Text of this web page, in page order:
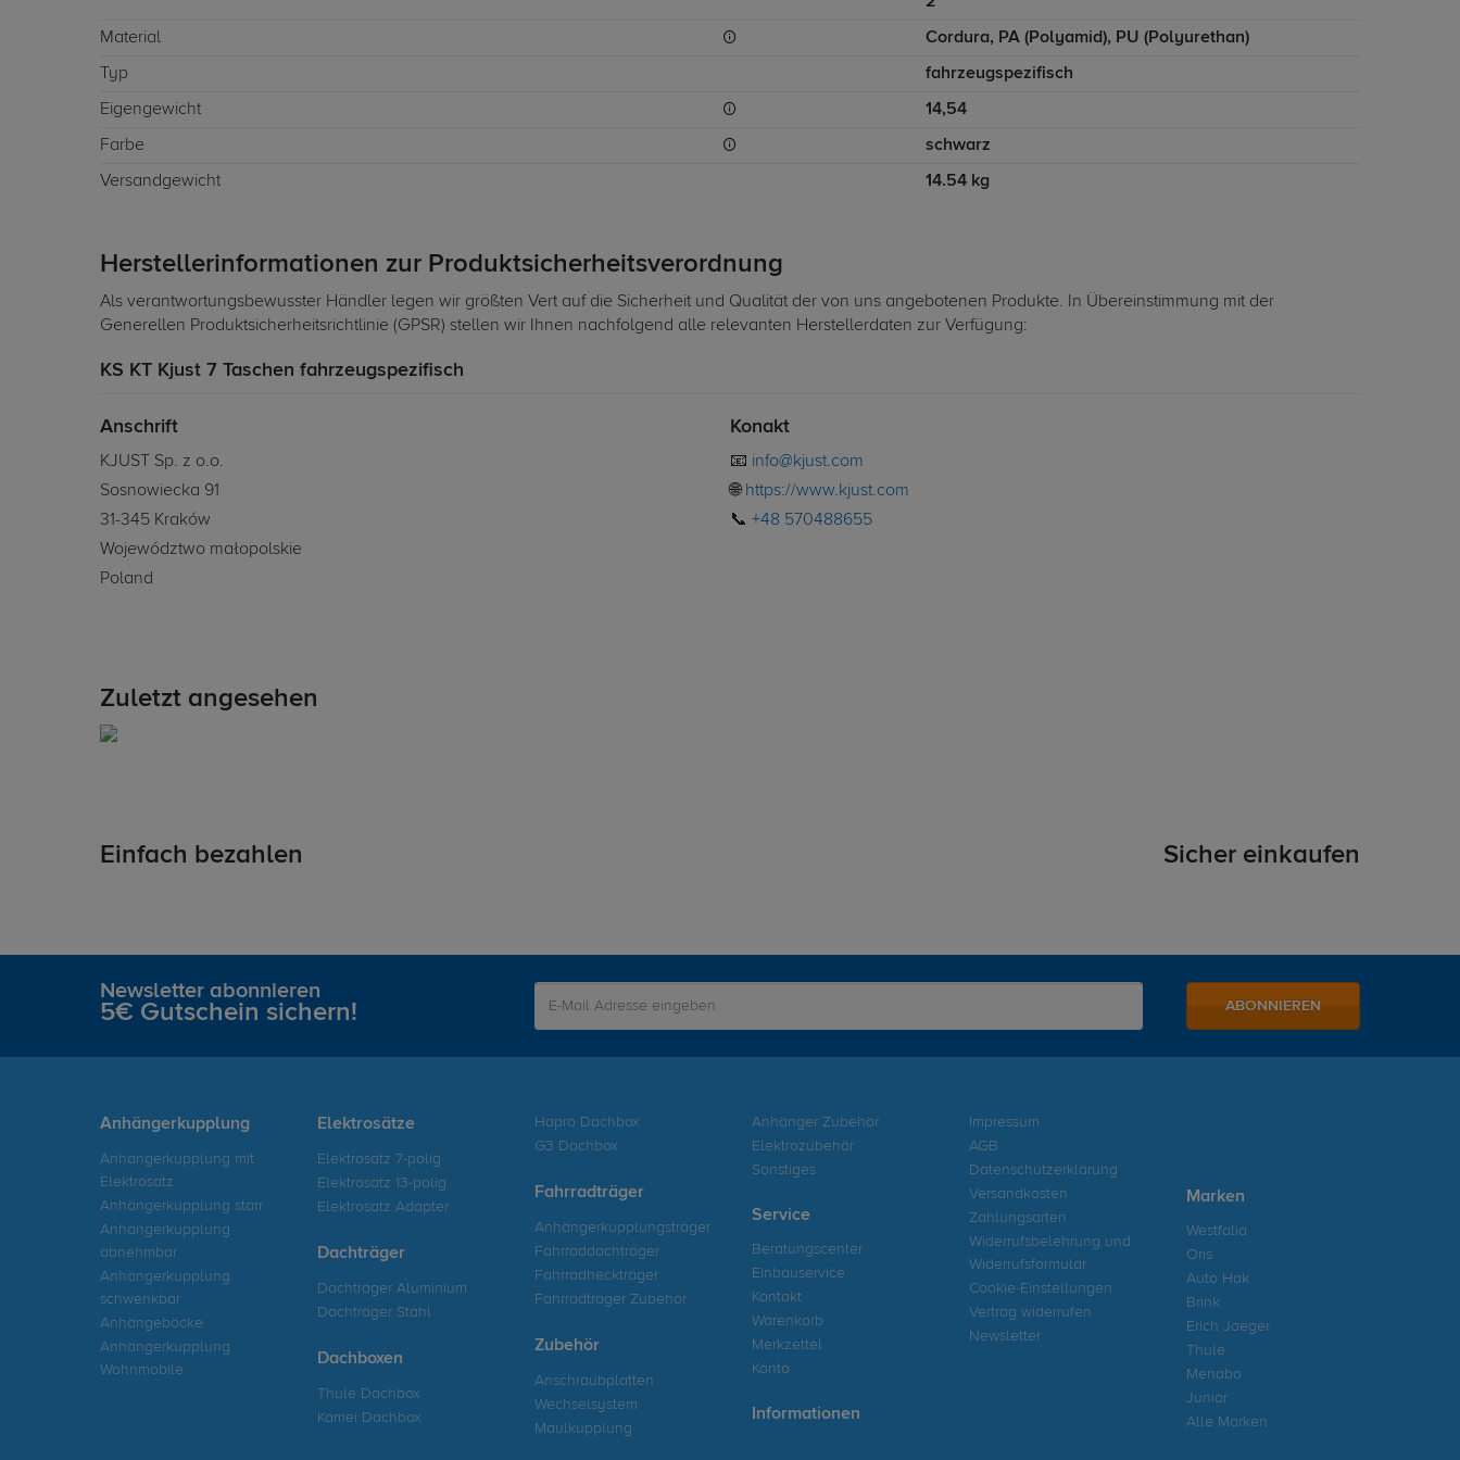
Material Cordura, PA (Polyamid), PU (Polyurethan)
Typ fahrzeugspezifisch
Eigengewicht 14,54
Farbe schwarz
Versandgewicht 14.54 kg
Herstellerinformationen zur Produktsicherheitsverordnung
Als verantwortungsbewusster Händler legen wir größten Vert auf die Sicherheit und Qualität der von uns angebotenen Produkte. In Übereinstimmung mit der
Generellen Produktsicherheitsrichtlinie (GPSR) stellen wir Ihnen nachfolgend alle relevanten Herstellerdaten zur Verfügung:
KS KT Kjust 7 Taschen fahrzeugspezifisch
Anschrift
KJUST Sp. z o.o.
Sosnowiecka 91
31-345 Kraków
Województwo małopolskie
Poland
Konakt
📧 info@kjust.com
🌐 https://www.kjust.com
📞 +48 570488655
Zuletzt angesehen
Einfach bezahlen Sicher einkaufen
Newsletter abonnieren
5€ Gutschein sichern! ABONNIEREN
Anhängerkupplung
Anhängerkupplung mit
Elektrosatz
Anhängerkupplung starr
Anhängerkupplung
abnehmbar
Anhängerkupplung
schwenkbar
Anhängeböcke
Anhängerkupplung
Wohnmobile
Elektrosätze
Elektrosatz 7-polig
Elektrosatz 13-polig
Elektrosatz Adapter
Dachträger
Dachträger Aluminium
Dachträger Stahl
Dachboxen
Thule Dachbox
Kamei Dachbox
Hapro Dachbox
G3 Dachbox
Fahrradträger
Anhängerkupplungsträger
Fahrraddachträger
Fahrradheckträger
Fahrradträger Zubehör
Zubehör
Anschraubplatten
Wechselsystem
Maulkupplung
Anhänger Zubehör
Elektrozubehör
Sonstiges
Service
Beratungscenter
Einbauservice
Kontakt
Warenkorb
Merkzettel
Konto
Informationen
Impressum
AGB
Datenschutzerklärung
Versandkosten
Zahlungsarten
Widerrufsbelehrung und
Widerrufsformular
Cookie-Einstellungen
Vertrag widerrufen
Newsletter
Marken
Westfalia
Oris
Auto Hak
Brink
Erich Jaeger
Thule
Menabo
Junior
Alle Marken